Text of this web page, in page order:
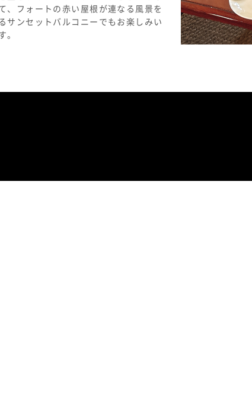
、フォートの赤い屋根が連なる風景を
サンセットバルコニーでもお楽しみい
。